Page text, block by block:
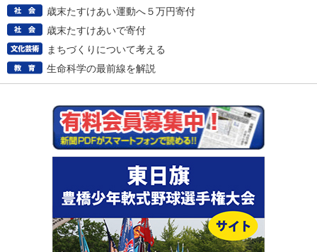
歳末たすけあい運動へ５万円寄付
歳末たすけあいで寄付
まちづくりについて考える
生命科学の最前線を解説